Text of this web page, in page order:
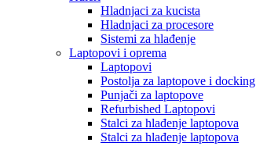
Hladnjaci za kucista
Hladnjaci za procesore
Sistemi za hlađenje
Laptopovi i oprema
Laptopovi
Postolja za laptopove i
Punjači za laptopove
Refurbished Laptopovi
Stalci za hlađenje laptopova
Stalci za hlađenje laptopova